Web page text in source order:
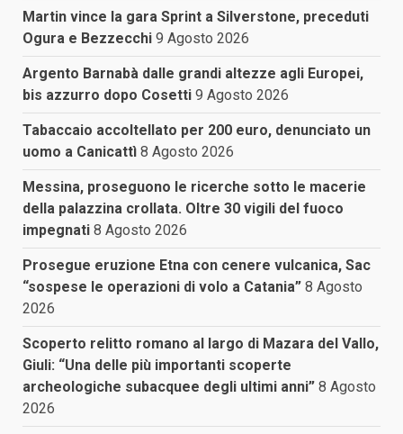
Martin vince la gara Sprint a Silverstone, preceduti
Ogura e Bezzecchi 9 Agosto 2026
Argento Barnabà dalle grandi altezze agli Europei,
bis azzurro dopo Cosetti 9 Agosto 2026
Tabaccaio accoltellato per 200 euro, denunciato un
uomo a Canicattì 8 Agosto 2026
Messina, proseguono le ricerche sotto le macerie
della palazzina crollata. Oltre 30 vigili del fuoco
impegnati 8 Agosto 2026
Prosegue eruzione Etna con cenere vulcanica, Sac
“sospese le operazioni di volo a Catania” 8 Agosto
2026
Scoperto relitto romano al largo di Mazara del Vallo,
Giuli: “Una delle più importanti scoperte
archeologiche subacquee degli ultimi anni” 8 Agosto
2026